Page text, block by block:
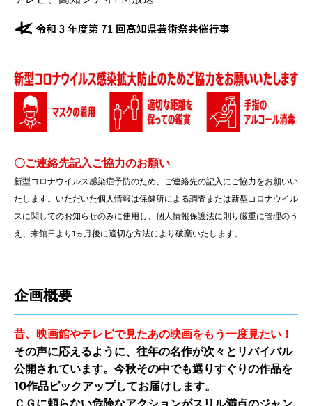
〇ご連絡先記入ご協力のお願い
新型コロナウイルス感染症予防のため、ご連絡先の記入にご協力をお願いい
たします。いただいた個人情報は保健所による調査または新型コロナウイル
スに関してのお知らせのみに使用し、個人情報保護法に則り厳重に管理のう
え、来館日より1ヵ月後に適切な方法により破棄いたします。
企画概要
昔、映画館やテレビで見たあの映画をもう一度見たい！
その声に応えるように、往年の名作が次々とリバイバル
公開されています。今秋その中でも選りすぐりの作品を
10作品ピックアップしてお届けします。
ＣＧに頼らない危険なアクションがスリル満点のジャン